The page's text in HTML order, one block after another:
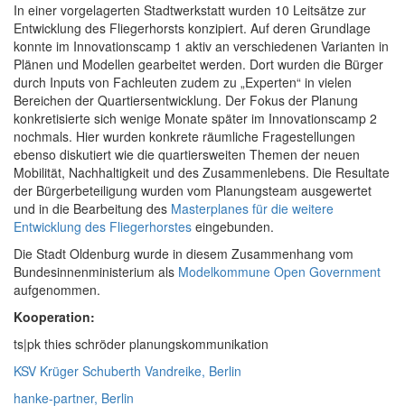
In einer vorgelagerten Stadtwerkstatt wurden 10 Leitsätze zur
Entwicklung des Fliegerhorsts konzipiert. Auf deren Grundlage
konnte im Innovationscamp 1 aktiv an verschiedenen Varianten in
Plänen und Modellen gearbeitet werden. Dort wurden die Bürger
durch Inputs von Fachleuten zudem zu „Experten“ in vielen
Bereichen der Quartiersentwicklung. Der Fokus der Planung
konkretisierte sich wenige Monate später im Innovationscamp 2
nochmals. Hier wurden konkrete räumliche Fragestellungen
ebenso diskutiert wie die quartiersweiten Themen der neuen
Mobilität, Nachhaltigkeit und des Zusammenlebens. Die Resultate
der Bürgerbeteiligung wurden vom Planungsteam ausgewertet
und in die Bearbeitung des Masterplanes für die weitere
Entwicklung des Fliegerhorstes eingebunden.
Die Stadt Oldenburg wurde in diesem Zusammenhang vom
Bundesinnenministerium als Modelkommune Open Government
aufgenommen.
Kooperation:
ts|pk thies schröder planungskommunikation
KSV Krüger Schuberth Vandreike, Berlin
hanke-partner, Berlin